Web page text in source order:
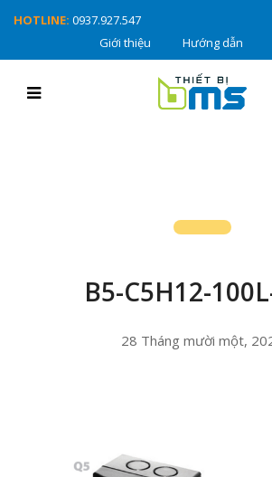
HOTLINE: 0937.927.547
Giới thiệu
Hướng dẫn
B5-C5H12-
28 Tháng mười một,